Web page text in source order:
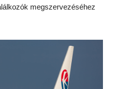
megszervezéséhez